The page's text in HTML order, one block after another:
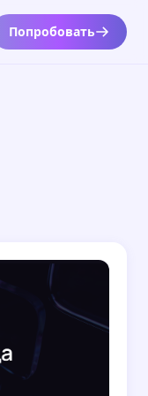
Попробовать